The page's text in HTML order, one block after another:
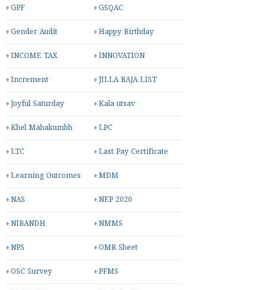
GPF GSQAC
Gender Audit Happy Birthday
INCOME TAX INNOVATION
Increment JILLA RAJA LIST
Joyful Saturday Kala utsav
Khel Mahakumbh LPC
LTC Last Pay Certificate
Learning Outcomes MDM
NAS NEP 2020
NIBANDH NMMS
NPS OMR Sheet
OSC Survey PFMS